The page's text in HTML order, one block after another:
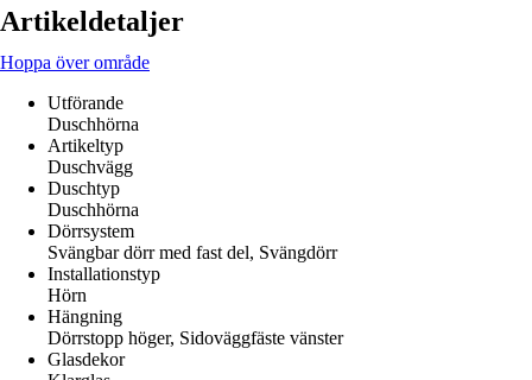
Artikeldetaljer
Hoppa över område
Utförande
Duschhörna
Artikeltyp
Duschvägg
Duschtyp
Duschhörna
Dörrsystem
Svängbar dörr med fast del, Svängdörr
Installationstyp
Hörn
Hängning
Dörrstopp höger, Sidoväggfäste vänster
Glasdekor